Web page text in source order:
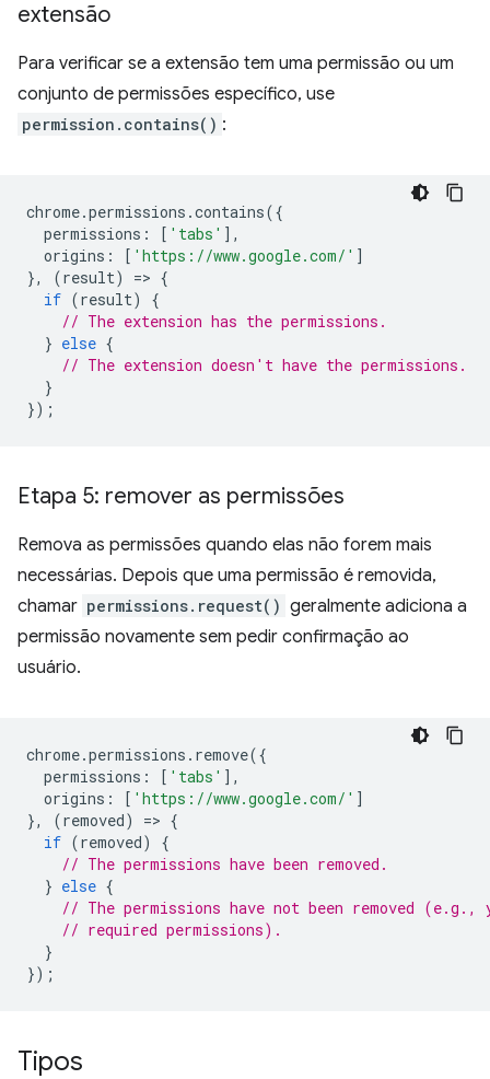
extensão
Para verificar se a extensão tem uma permissão ou um
conjunto de permissões específico, use
permission.contains() :
chrome.permissions .contains({
permissions : [ 'tabs' ],
origins : [ 'https://www.google.com/' ]
},
(result) => {
if (result)
{
// The extension has the permissions.
} else {
// The extension doesn't have the permissions.
}
});
Etapa 5: remover as permissões
Remova as permissões quando elas não forem mais
necessárias. Depois que uma permissão é removida,
chamar permissions.request() geralmente adiciona a
permissão novamente sem pedir confirmação ao
usuário.
chrome.permissions . remove({
permissions : [ 'tabs' ],
origins : [ 'https://www.google.com/' ]
},
(removed) => {
if (removed)
{
// The permissions have been removed.
} else {
// The permissions have not been removed (e.g.,
// required permissions).
}
});
Tipos